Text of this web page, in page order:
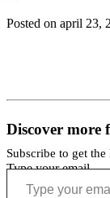
Posted on april 23,
Discover more
Subscribe to get
Type your email…